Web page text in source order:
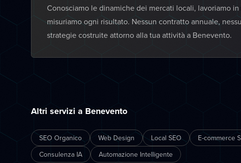
Conosciamo le dinamiche dei mercati locali, lavoriamo
misuriamo ogni risultato. Nessun contratto annuale,
strategie costruite attorno alla tua attività a Benevento.
Altri servizi a Benevento
SEO Organico Web Design Local SEO E-commerce
Consulenza IA
Automazione Intelligente